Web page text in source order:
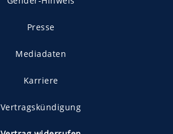
Presse
Mediadaten
Karriere
Vertragskündigung